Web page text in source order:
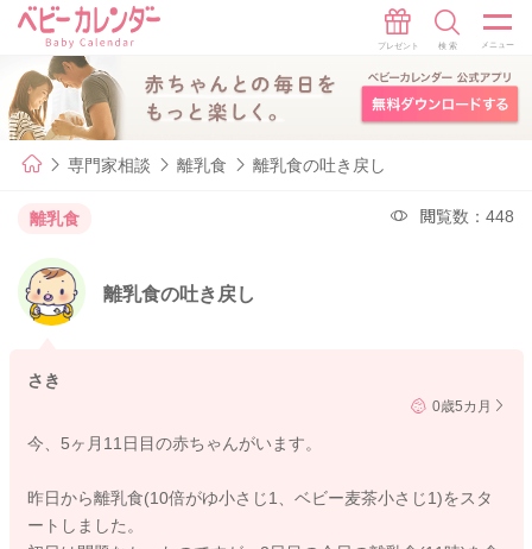
専門家相談 離乳食 離乳食の吐き戻し
離乳食 閲覧数：448
離乳食の吐き戻し
さき
0歳5カ月
今、5ヶ月11日目の赤ちゃんがいます。
昨日から離乳食(10倍がゆ小さじ1、ベビー麦茶小さじ1)をスタ
ートしました。